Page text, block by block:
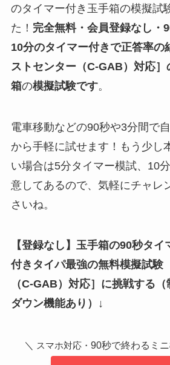
のタイマー付き玉手箱の模擬試
た！ 完全無料・会員登録なし・
10分のタイマー付きで正答率の
ストセンター（C-GAB）対応］
箱の模擬試験です。
電車移動などの90秒や3分間で
から手軽に試せます！もう少し
い場合は5分タイマー模試、10
意してあるので、気軽にチャレ
さいね。
【登録なし】玉手箱の90秒タ
付きタイパ最強の無料模擬試験
（C-GAB）対応］ に挑戦する（
ダウン機能あり）↓
＼ スマホ対応・ 90秒で終わるミニ